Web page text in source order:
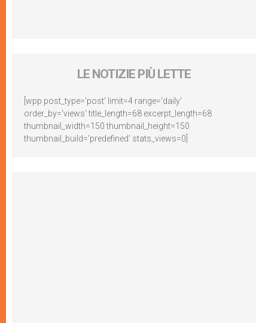
LE NOTIZIE PIÙ LETTE
[wpp post_type='post' limit=4 range='daily'
order_by='views' title_length=68 excerpt_length=68
thumbnail_width=150 thumbnail_height=150
thumbnail_build='predefined' stats_views=0]